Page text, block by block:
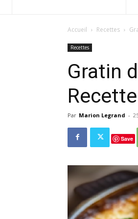
Accueil Recettes
Recettes
Gratin
Par Marion Legrand -
Save